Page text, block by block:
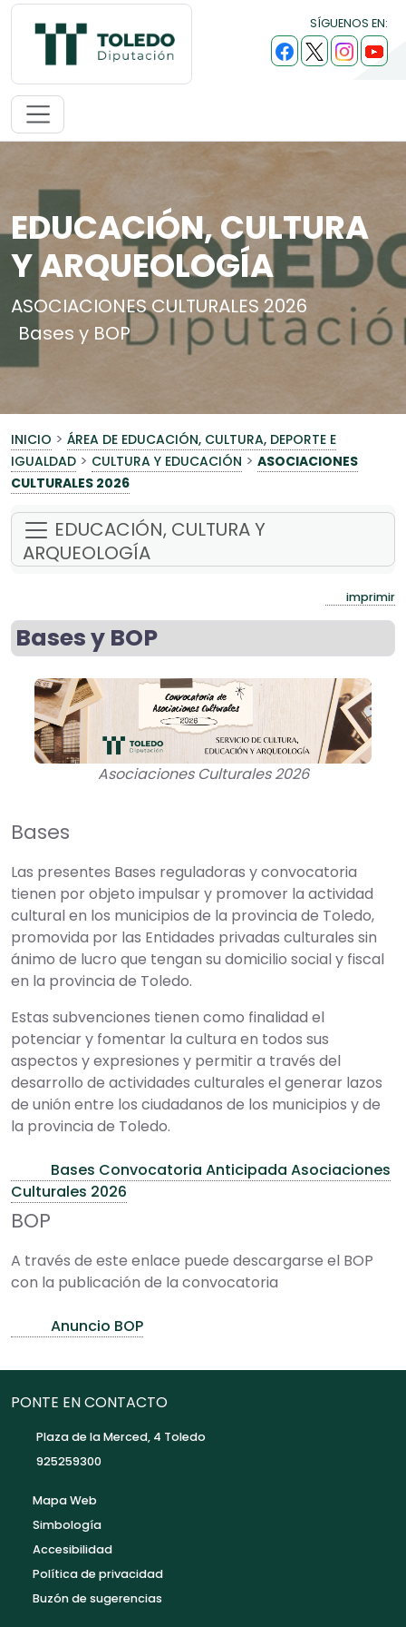
SÍGUENOS EN:
EDUCACIÓN, CULTURA
Y ARQUEOLOGÍA
ASOCIACIONES CULTURALES 2026
Bases y BOP
INICIO > ÁREA DE EDUCACIÓN, CULTURA, DEPORTE E
IGUALDAD > CULTURA Y EDUCACIÓN > ASOCIACIONES
CULTURALES 2026
EDUCACIÓN, CULTURA Y
ARQUEOLOGÍA
imprimir
Bases y BOP
Asociaciones Culturales 2026
Bases
Las presentes Bases reguladoras y convocatoria
tienen por objeto impulsar y promover la actividad
cultural en los municipios de la provincia de Toledo,
promovida por las Entidades privadas culturales sin
ánimo de lucro que tengan su domicilio social y fiscal
en la provincia de Toledo.
Estas subvenciones tienen como finalidad el
potenciar y fomentar la cultura en todos sus
aspectos y expresiones y permitir a través del
desarrollo de actividades culturales el generar lazos
de unión entre los ciudadanos de los municipios y de
la provincia de Toledo.
Bases Convocatoria Anticipada Asociaciones
Culturales 2026
BOP
A través de este enlace puede descargarse el BOP
con la publicación de la convocatoria
Anuncio BOP
PONTE EN CONTACTO
Plaza de la Merced, 4 Toledo
925259300
Mapa Web
Simbología
Accesibilidad
Política de privacidad
Buzón de sugerencias